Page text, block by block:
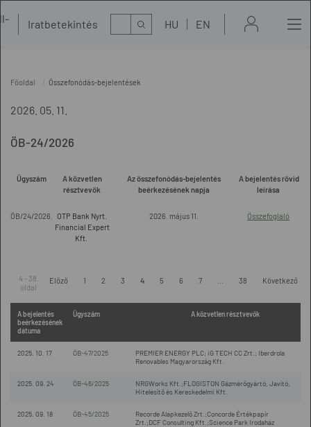
Iratbetekintés Kereső HU EN
Főoldal Összefonódás-bejelentések
2026. 05. 11.
ÖB-24/2026
Ügyszám
A közvetlen
résztvevők
Az összefonódás-bejelentés
beérkezésének napja
A bejelentés rövid
leírása
ÖB/24/2026.
OTP Bank Nyrt.
Financial Expert
Kft.
2026. május 11. Összefoglaló
4 - 38.
oldal
Előző 1 2 3 4 5 6 7 38 Következő
A bejelentés
beérkezésének
dátuma
Ügyszám A közvetlen résztvevők
2025. 10. 17 ÖB-47/2025
PREMIER ENERGY PLC; iG TECH CC Zrt.; Iberdrola
Renovables Magyarország Kft.
2025. 09. 24 ÖB-46/2025
NRGWorks Kft.;FLOGISTON Gázmérőgyártó, Javító,
Hitelesítő és Kereskedelmi Kft.
2025. 09. 18 ÖB-45/2025
Recorde Alapkezelő Zrt.;Concorde Értékpapír
Zrt.;DCF Consulting Kft.;Science Park Irodaház